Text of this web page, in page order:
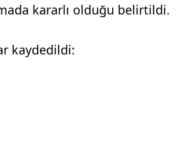
kararlı olduğu belirtildi.
kaydedildi: